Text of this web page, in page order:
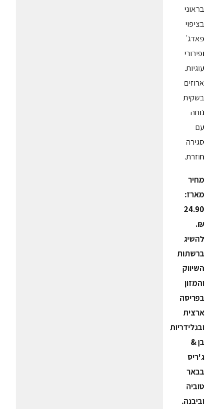
בראוני
בציפוי
פאדג'
ופירורי
עוגיות.
ארוזים
בשקית
נוחה
עם
סגירה
חוזרת.
מחיר
מארז:
24.90
₪.
להשיג
ברשתות
השיווק
והמזון
בפריסה
ארצית
ובגלידריות
בן &
ג'ריס
בבאר
טוביה
וביבנה.